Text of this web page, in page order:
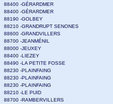
88400 -GÉRARDMER
88400 -GÉRARDMER
88190 -GOLBEY
88210 -GRANDRUPT SENONES
88600 -GRANDVILLERS
88700 -JEANMÉNIL
88000 -JEUXEY
88400 -LIEZEY
88490 -LA PETITE FOSSE
88230 -PLAINFAING
88230 -PLAINFAING
88230 -PLAINFAING
88210 -LE PUID
88700 -RAMBERVILLERS